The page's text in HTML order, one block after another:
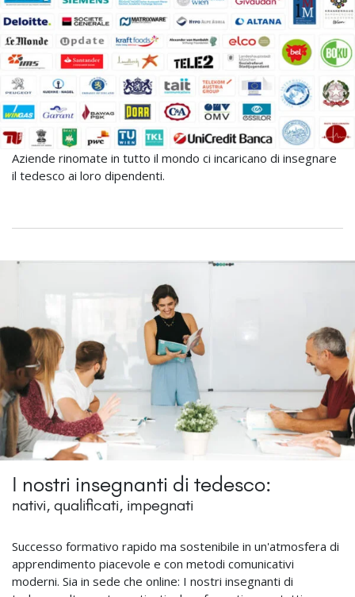
Aziende rinomate in tutto il mondo ci incaricano di insegnare
il tedesco ai loro dipendenti.
I nostri insegnanti di tedesco:
nativi, qualificati, impegnati
Successo formativo rapido ma sostenibile in un'atmosfera di
apprendimento piacevole e con metodi comunicativi
moderni. Sia in sede che online: I nostri insegnanti di